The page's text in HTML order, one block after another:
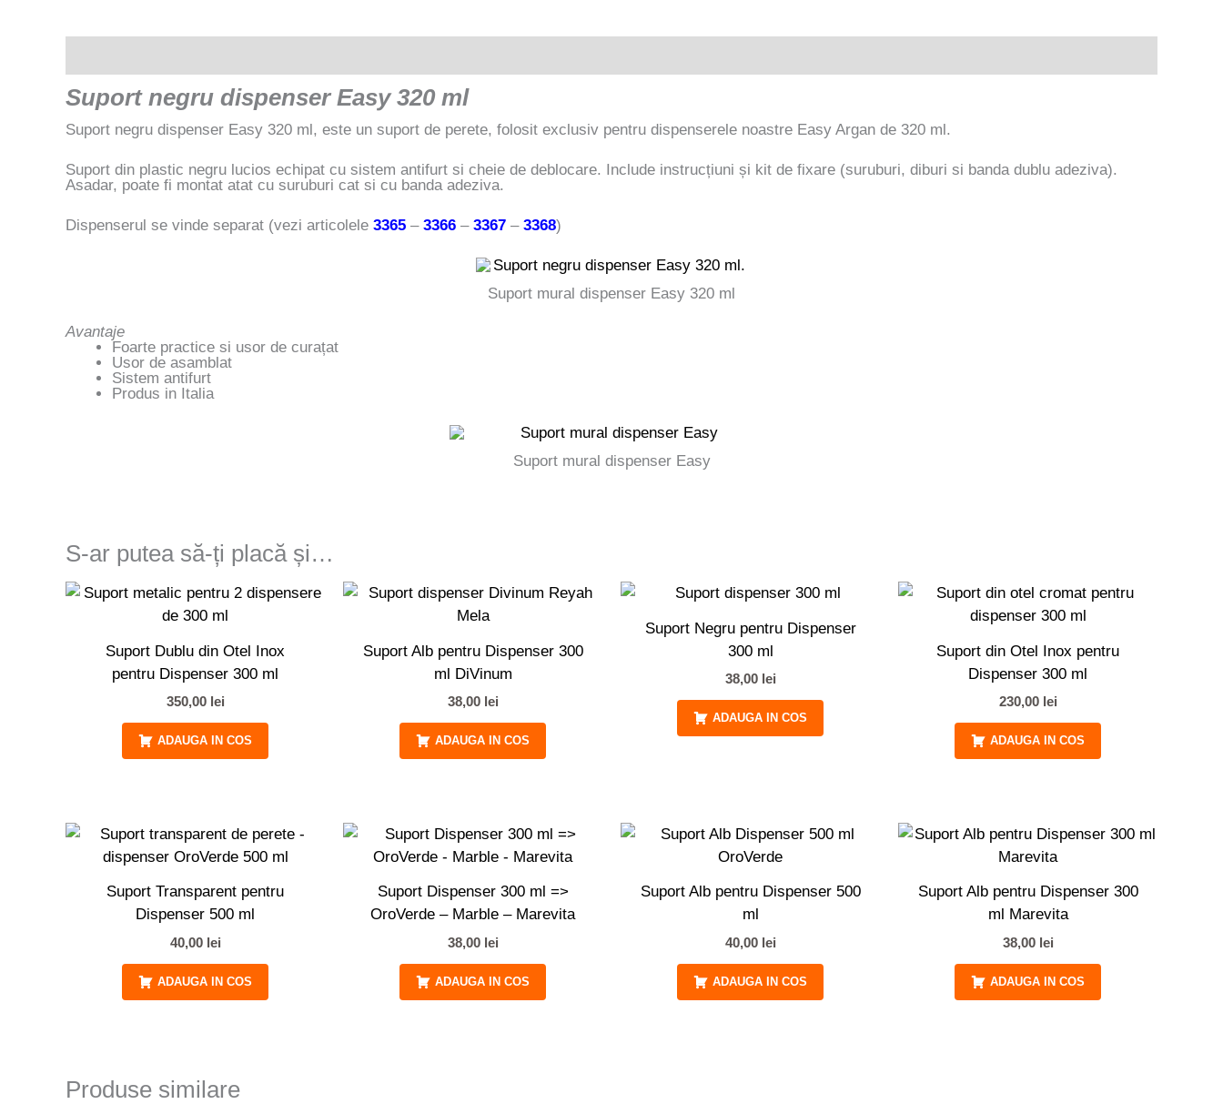
Suport negru dispenser Easy 320 ml
Suport negru dispenser Easy 320 ml, este un suport de perete, folosit exclusiv pentru dispenserele noastre Easy Argan de 320 ml.
Suport din plastic negru lucios echipat cu sistem antifurt si cheie de deblocare. Include instrucțiuni și kit de fixare (suruburi, diburi si banda dublu adeziva).
Asadar, poate fi montat atat cu suruburi cat si cu banda adeziva.
Dispenserul se vinde separat (vezi articolele 3365 – 3366 –3367 – 3368)
Suport mural dispenser Easy 320 ml
Avantaje
Foarte practice si usor de curațat
Usor de asamblat
Sistem antifurt
Produs in Italia
Suport mural dispenser Easy
S-ar putea să-ți placă și…
Suport Dublu din Otel Inox
pentru Dispenser 300 ml
350,00 lei
ADAUGA IN COS
Suport Alb pentru Dispenser 300
ml DiVinum
38,00 lei
ADAUGA IN COS
Suport Negru pentru Dispenser
300 ml
38,00 lei
ADAUGA IN COS
Suport din Otel Inox pentru
Dispenser 300 ml
230,00 lei
ADAUGA IN COS
Suport Transparent pentru
Dispenser 500 ml
40,00 lei
ADAUGA IN COS
Suport Dispenser 300 ml =>
OroVerde – Marble – Marevita
38,00 lei
ADAUGA IN COS
Suport Alb pentru Dispenser 500
ml
40,00 lei
ADAUGA IN COS
Suport Alb pentru Dispenser 300
ml Marevita
38,00 lei
ADAUGA IN COS
Produse similare